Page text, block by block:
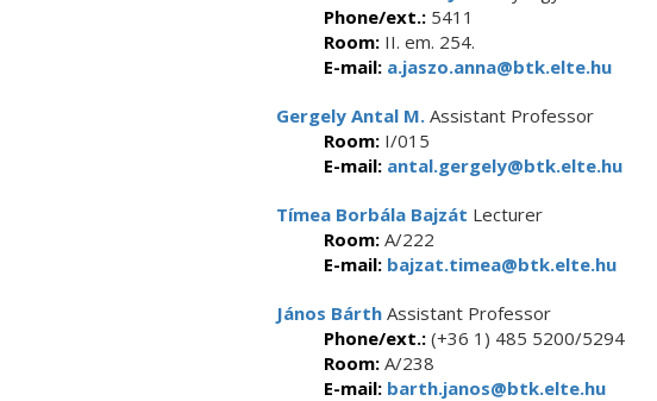
Phone/ext.: 5411
Room: II. em. 254.
E-mail: a.jaszo.anna@btk.elte.hu
Gergely Antal M. Assistant Professor
Room: I/015
E-mail: antal.gergely@btk.elte.hu
Tímea Borbála Bajzát Lecturer
Room: A/222
E-mail: bajzat.timea@btk.elte.hu
János Bárth Assistant Professor
Phone/ext.: (+36 1) 485 5200/5294
Room: A/238
E-mail: barth.janos@btk.elte.hu